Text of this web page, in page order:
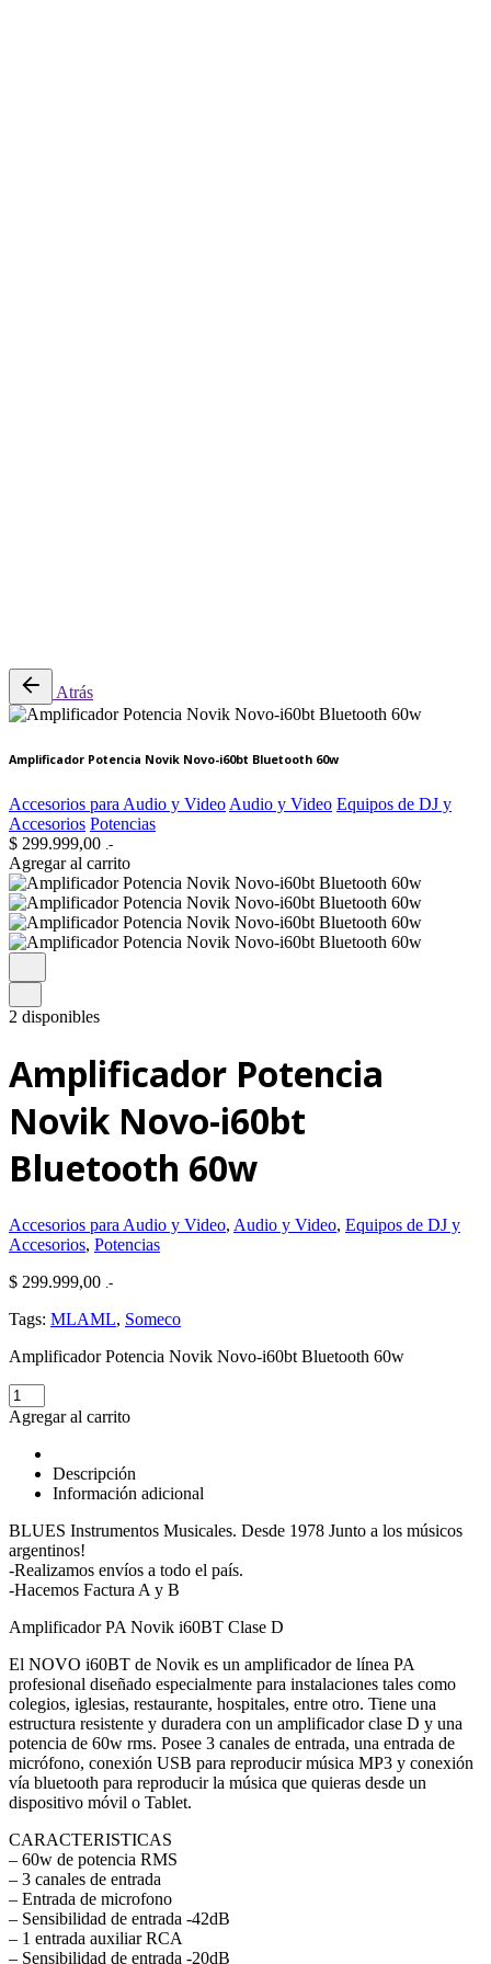
Atrás
Amplificador Potencia Novik Novo-i60bt Bluetooth 60w
Accesorios para Audio y Video Audio y Video Equipos de DJ y
Accesorios Potencias
$ 299.999,00 .-
Agregar al carrito
2 disponibles
Amplificador Potencia
Novik Novo-i60bt
Bluetooth 60w
Accesorios para Audio y Video, Audio y Video, Equipos de DJ y
Accesorios, Potencias
$ 299.999,00 .-
Tags: MLAML, Someco
Amplificador Potencia Novik Novo-i60bt Bluetooth 60w
Amplificador
Potencia
Novik
Novo-
i60bt
Bluetooth
cantidad
Agregar al carrito
Descripción
Información adicional
BLUES Instrumentos Musicales. Desde 1978 Junto a los músicos
argentinos!
-Realizamos envíos a todo el país.
-Hacemos Factura A y B
Amplificador PA Novik i60BT Clase D
El NOVO i60BT de Novik es un amplificador de línea PA
profesional diseñado especialmente para instalaciones tales como
colegios, iglesias, restaurante, hospitales, entre otro. Tiene una
estructura resistente y duradera con un amplificador clase D y una
potencia de 60w rms. Posee 3 canales de entrada, una entrada de
micrófono, conexión USB para reproducir música MP3 y conexión
vía bluetooth para reproducir la música que quieras desde un
dispositivo móvil o Tablet.
CARACTERISTICAS
– 60w de potencia RMS
– 3 canales de entrada
– Entrada de microfono
– Sensibilidad de entrada -42dB
– 1 entrada auxiliar RCA
– Sensibilidad de entrada -20dB